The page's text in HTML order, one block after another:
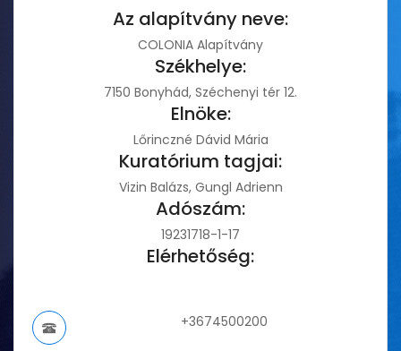
Az alapítvány neve:
COLONIA Alapítvány
Székhelye:
7150 Bonyhád, Széchenyi tér 12.
Elnöke:
Lőrinczné Dávid Mária
Kuratórium tagjai:
Vizin Balázs, Gungl Adrienn
Adószám:
19231718-1-17
Elérhetőség:
+3674500200